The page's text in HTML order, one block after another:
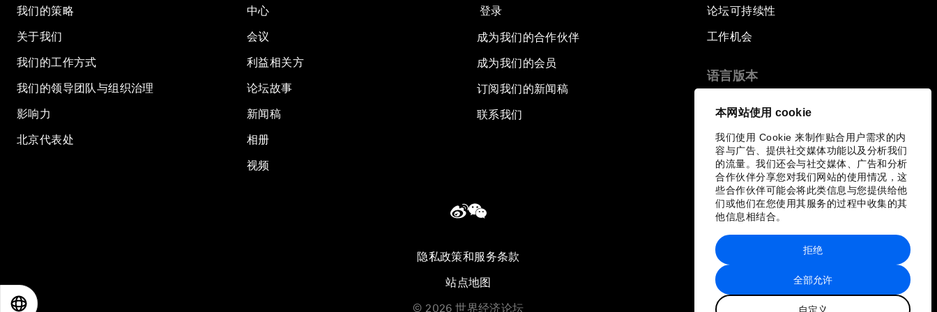
本网站使用 cookie
我们使用 Cookie 来制作贴合用户需求的内
容与广告、提供社交媒体功能以及分析我们
的流量。我们还会与社交媒体、广告和分析
合作伙伴分享您对我们网站的使用情况，这
些合作伙伴可能会将此类信息与您提供给他
们或他们在您使用其服务的过程中收集的其
他信息相结合。
全部允许
自定义
拒绝
我们的策略
关于我们
我们的工作方式
我们的领导团队与组织治理
影响力
北京代表处
中心
会议
利益相关方
论坛故事
新闻稿
相册
视频
登录
成为我们的合作伙伴
成为我们的会员
订阅我们的新闻稿
联系我们
论坛可持续性
工作机会
语言版本
隐私政策和服务条款
站点地图
© 2026 世界经济论坛